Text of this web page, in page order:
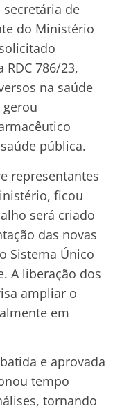
secretária de
do Ministério
786/23,
na saúde
pública.
representantes
ficou
será criado
das novas
Sistema Único
A liberação dos
ampliar o
em
e aprovada
tempo
tornando